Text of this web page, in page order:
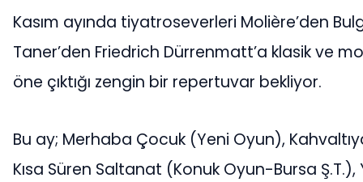
Kasım ayında tiyatroseverleri Molière’den
Taner’den Friedrich Dürrenmatt’a klasik ve
öne çıktığı zengin bir repertuvar bekliyor.
Bu ay; Merhaba Çocuk (Yeni Oyun),
Kısa Süren Saltanat (Konuk Oyun-Bursa